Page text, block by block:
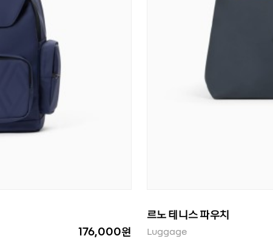
176,000원
르노 테니스 파우치
Luggage